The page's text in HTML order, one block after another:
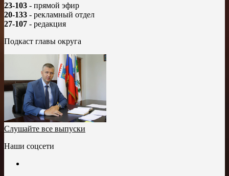
23-103 - прямой эфир
20-133 - рекламный отдел
27-107 - редакция
Подкаст главы округа
Слушайте все выпуски
Наши соцсети